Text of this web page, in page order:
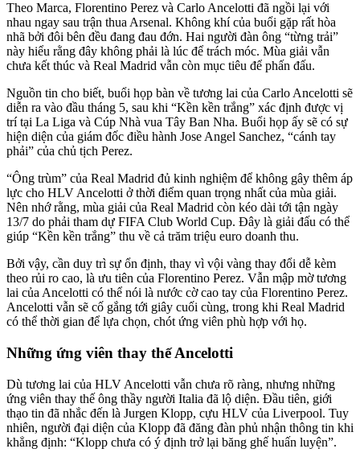
Theo Marca, Florentino Perez và Carlo Ancelotti đã ngồi lại với
nhau ngay sau trận thua Arsenal. Không khí của buổi gặp rất hòa
nhã bởi đôi bên đều đang đau đớn. Hai người đàn ông “từng trải”
này hiểu rằng đây không phải là lúc để trách móc. Mùa giải vẫn
chưa kết thúc và Real Madrid vẫn còn mục tiêu để phấn đấu.
Nguồn tin cho biết, buổi họp bàn về tương lai của Carlo Ancelotti sẽ
diễn ra vào đầu tháng 5, sau khi “Kền kền trắng” xác định được vị
trí tại La Liga và Cúp Nhà vua Tây Ban Nha. Buổi họp ấy sẽ có sự
hiện diện của giám đốc điều hành Jose Angel Sanchez, “cánh tay
phải” của chủ tịch Perez.
“Ông trùm” của Real Madrid đủ kinh nghiệm để không gây thêm áp
lực cho HLV Ancelotti ở thời điểm quan trọng nhất của mùa giải.
Nên nhớ rằng, mùa giải của Real Madrid còn kéo dài tới tận ngày
13/7 do phải tham dự FIFA Club World Cup. Đây là giải đấu có thể
giúp “Kền kền trắng” thu về cả trăm triệu euro doanh thu.
Bởi vậy, cần duy trì sự ổn định, thay vì vội vàng thay đổi dễ kèm
theo rủi ro cao, là ưu tiên của Florentino Perez. Vẫn mập mờ tương
lai của Ancelotti có thể nói là nước cờ cao tay của Florentino Perez.
Ancelotti vẫn sẽ cố gắng tới giây cuối cùng, trong khi Real Madrid
có thể thời gian để lựa chọn, chót ứng viên phù hợp với họ.
Những ứng viên thay thế Ancelotti
Dù tương lai của HLV Ancelotti vẫn chưa rõ ràng, nhưng những
ứng viên thay thế ông thầy người Italia đã lộ diện. Đầu tiên, giới
thạo tin đã nhắc đến là Jurgen Klopp, cựu HLV của Liverpool. Tuy
nhiên, người đại diện của Klopp đã đăng đàn phủ nhận thông tin khi
khẳng định: “Klopp chưa có ý định trở lại băng ghế huấn luyện”.